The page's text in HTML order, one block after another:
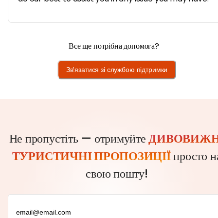
Все ще потрібна допомога?
Зв'язатися зі службою підтримки
Не пропустіть — отримуйте
ТУРИСТИЧНІ ПРОПОЗИЦІЇпросто
свою пошту!